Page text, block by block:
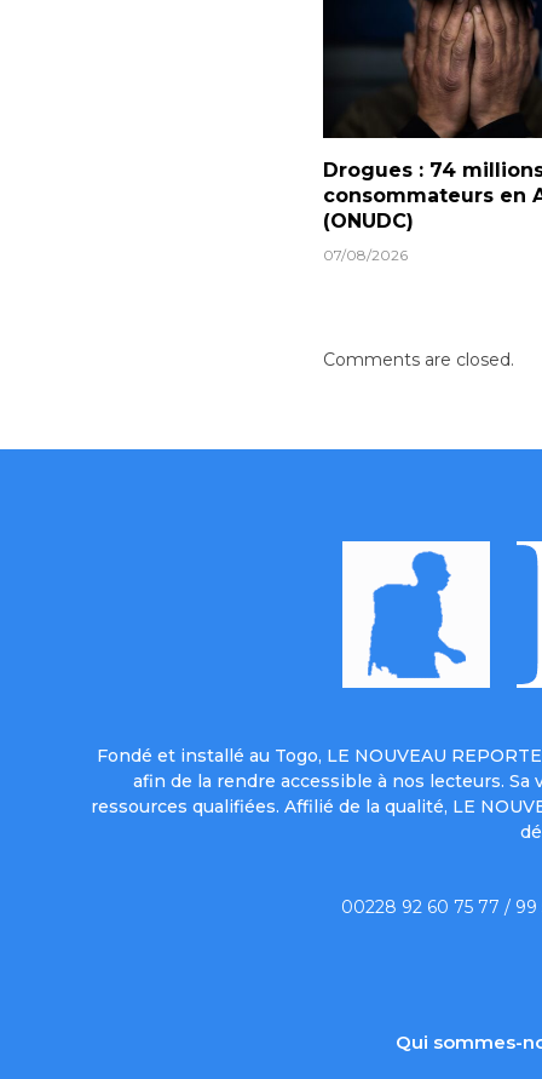
Drogues : 74
consommateurs en
(ONUDC)
07/08/2026
Comments are closed.
Fondé et installé au Togo, LE NOUVEAU
afin de la rendre accessible à nos lecteurs. Sa
ressources qualifiées. Affilié de la qualité, LE
00228 92 60 75 77 / 99
Qui sommes-